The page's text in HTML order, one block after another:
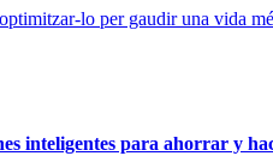
lo per gaudir una vida
inteligentes para ahorrar y